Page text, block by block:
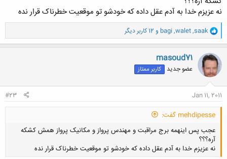
کلیک کنید تا باز شود...
نه عزیزم خدا به آدم عقل داده که خودشو تو موقعیت خطرناک قرار نده
و
ا
ک
ن
ش
ه
ا
saak
,
walet
,
bagi و 12 کاربر دیگر
masoud71
عضو جدید کاربر ممتاز
Jan 11, 2011
#23
mehdipesse گفت:
عجب پس اینهمه برج مراقبت و مهندس پرواز و مکانیک پرواز همش کشکه
آره؟؟؟
نه عزیزم خدا به آدم عقل داده که خودشو تو موقعیت خطرناک قرار نده